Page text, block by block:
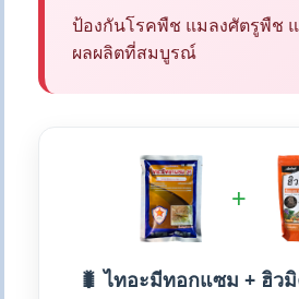
ป้องกันโรคพืช แมลงศัตรูพืช
ผลผลิตที่สมบูรณ์
+
🐛 ไทอะมีทอกแซม + ฮิว